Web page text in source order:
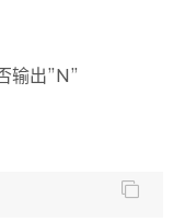
输出”N”